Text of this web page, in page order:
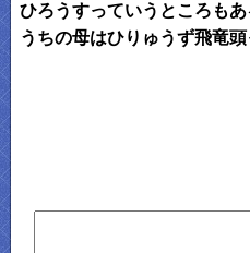
ひろうすっていうところもあ
うちの母はひりゅうず飛竜